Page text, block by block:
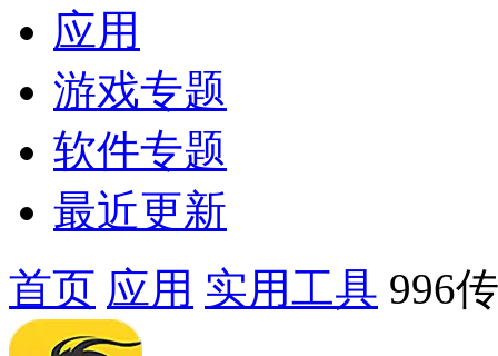
应用
游戏专题
软件专题
最近更新
首页 应用 实用工具 996